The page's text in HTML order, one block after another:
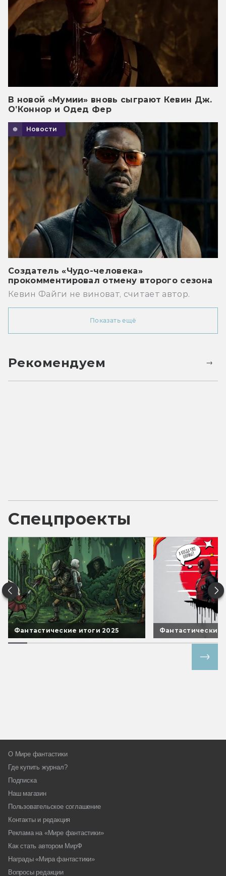
В новой «Мумии» вновь сыграют Кевин Дж.
О’Коннор и Одед Фер
Новости
Создатель «Чудо-человека»
прокомментировал отмену второго сезона
Кевин Файги не виноват, считает автор.
Показать ещё
Рекомендуем
Спецпроекты
Фантастические итоги 2025 Фантастические
О Мире фантастики
Где купить журнал?
Подписка
Наш магазин
Пользовательское соглашение
Контакты и редакция
Реклама на «Мире фантастики»
Как стать автором МирФ
Награды «Мира фантастики»
Вопросы редакции